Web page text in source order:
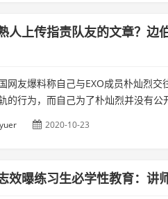
人上传指责队友的文章？边
网友爆料称自己与EXO成员朴灿烈
的行为，而自己为了朴灿烈并没有
2020-10-23
效曝练习生必学性教育：讲